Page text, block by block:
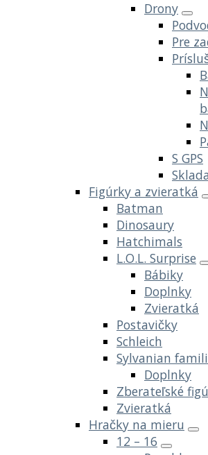
Drony
Pre
S GPS
Figúrky a zvieratká
Batman
Dinosaury
Hatchimals
L.O.L. Surprise
Bábiky
Doplnky
Zvieratká
Postavičky
Schleich
Sylvanian
Doplnky
Zberateľské
Zvieratká
Hračky na mieru
12 – 16